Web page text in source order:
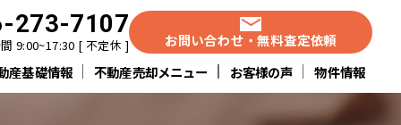
273-7107
9:00~17:30 [ 不定休 ]
お問い合わせ・無料査定依頼
産基礎情報
不動産売却メニュー お客様の声 物件情報